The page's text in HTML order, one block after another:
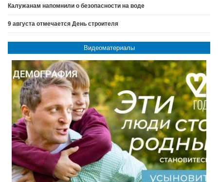
Калужанам напомнили о безопасности на воде
9 августа отмечается День строителя
Видеоматериалы